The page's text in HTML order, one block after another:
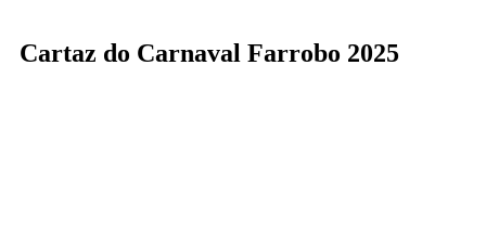
Cartaz do Carnaval Farrobo 2025